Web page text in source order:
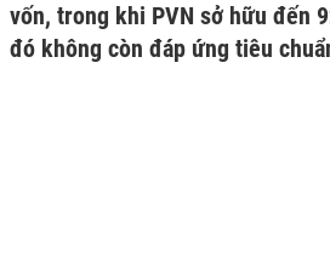
vốn, trong khi PVN sở hữu đến
đó không còn đáp ứng tiêu